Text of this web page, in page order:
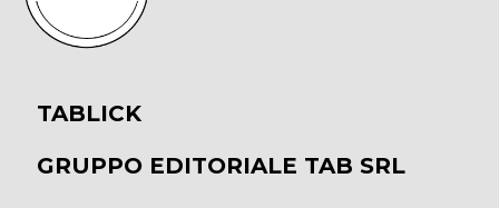
TABLICK
GRUPPO EDITORIALE TAB SRL